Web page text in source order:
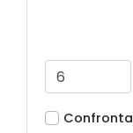
Confronta